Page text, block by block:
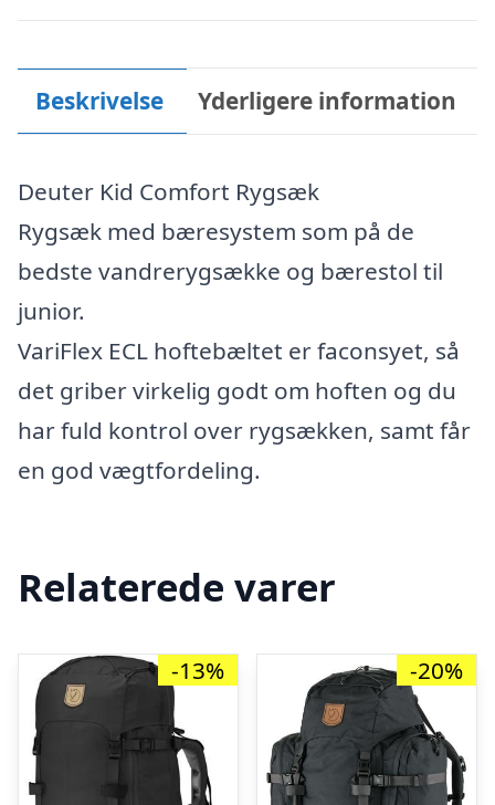
Beskrivelse Yderligere information
Deuter Kid Comfort Rygsæk
Rygsæk med bæresystem som på de
bedste vandrerygsække og bærestol til
junior.
VariFlex ECL hoftebæltet er faconsyet, så
det griber virkelig godt om hoften og du
har fuld kontrol over rygsækken, samt får
en god vægtfordeling.
Relaterede varer
-13% -20%